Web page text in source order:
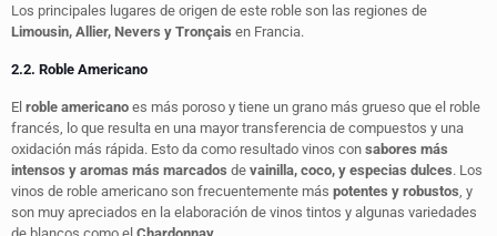
Los principales lugares de origen de este roble son las regiones de
Limousin, Allier, Nevers y Tronçais en Francia.
2.2. Roble Americano
El roble americano es más poroso y tiene un grano más grueso que el roble
francés, lo que resulta en una mayor transferencia de compuestos y una
oxidación más rápida. Esto da como resultado vinos con sabores más
intensos y aromas más marcados de vainilla, coco, y especias dulces. Los
vinos de roble americano son frecuentemente más potentes y robustos , y
son muy apreciados en la elaboración de vinos tintos y algunas variedades